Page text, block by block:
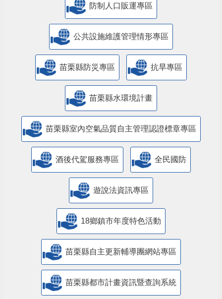
防制人口販運專區
​公共設施維護管理情形專區
苗栗縣防災專區 抗旱專區
苗栗縣水環境計畫
苗栗縣室內空氣品質自主管理認證標章專區
酒後代駕服務專區 全民國防
遊說法資訊專區
18鄉鎮市年度特色活動
苗栗縣自主更新輔導團網站專區
苗栗縣都市計畫資訊暨查詢系統